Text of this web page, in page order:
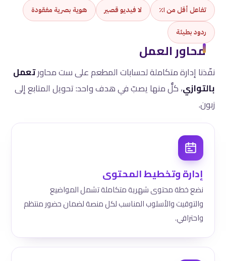
تفاعل أقل من ١٪ لا فيديو قصير هوية بصرية مفقودة
ردود بطيئة
محاور العمل
نفّذنا إدارة متكاملة لحسابات المطعم على ست محاورتعمل
بالتوازي، كلٌّ منها يصبّ في هدف واحد: تحويل المتابع إلى
زبون.
إدارة وتخطيط المحتوى
نضع خطة محتوى شهرية متكاملة تشمل المواضيع
والتوقيت والأسلوب المناسب لكل منصة لضمان حضور منتظم
واحترافي.